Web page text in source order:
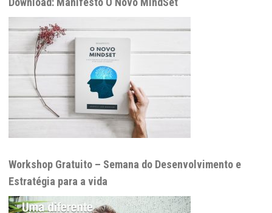
Workshop Gratuito – Semana do Desenvolvimento e
Estratégia para a vida